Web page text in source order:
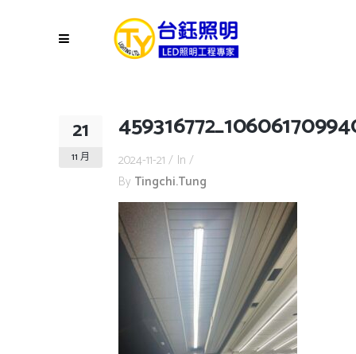
21
11 月 2024-11-21
In
By Tingchi.tung